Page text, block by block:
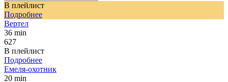
В плейлист
Подробнее
Вертел
36 min
627
В плейлист
Подробнее
Емеля-охотник
20 min